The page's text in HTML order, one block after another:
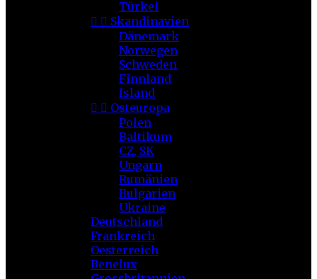
Türkei
  Skandinavien
Dänemark
Norwegen
Schweden
Finnland
Island
  Osteuropa
Polen
Baltikum
CZ, SK
Ungarn
Rumänien
Bulgarien
Ukraine
Deutschland
Frankreich
Oesterreich
Benelux